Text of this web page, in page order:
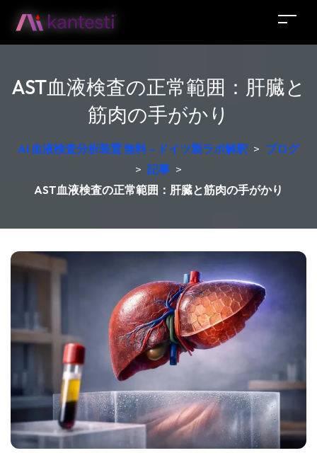
AST血液検査の正常範囲：肝臓と
筋肉の手がかり
AI 血液検査分析装置 無料 – ドイツ製ラボ解釈 > ブログ
> 記事 >
AST血液検査の正常範囲：肝臓と筋肉の手がかり